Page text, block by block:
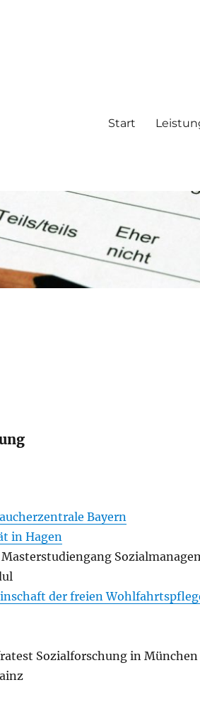
Start
Bayern
in Hagen
der freien
Sozialforschung in München